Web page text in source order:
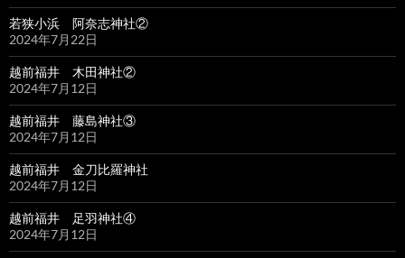
若狭小浜 阿奈志神社②
2024年7月22日
越前福井 木田神社②
2024年7月12日
越前福井 藤島神社③
2024年7月12日
越前福井 金刀比羅神社
2024年7月12日
越前福井 足羽神社④
2024年7月12日